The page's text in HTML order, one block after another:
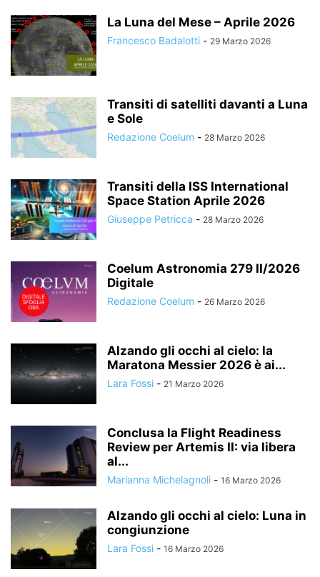
La Luna del Mese – Aprile 2026
Francesco Badalotti - 29 Marzo 2026
Transiti di satelliti davanti a Luna
e Sole
Redazione Coelum - 28 Marzo 2026
Transiti della ISS International
Space Station Aprile 2026
Giuseppe Petricca - 28 Marzo 2026
Coelum Astronomia 279 II/2026
Digitale
Redazione Coelum - 26 Marzo 2026
Alzando gli occhi al cielo: la
Maratona Messier 2026 è ai...
Lara Fossi - 21 Marzo 2026
Conclusa la Flight Readiness
Review per Artemis II: via libera
al...
Marianna Michelagnoli - 16 Marzo 2026
Alzando gli occhi al cielo: Luna in
congiunzione
Lara Fossi - 16 Marzo 2026